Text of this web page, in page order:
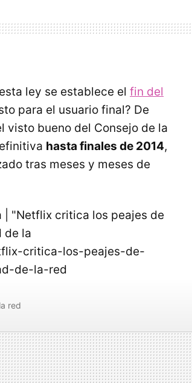
ley se establece el fin del
para el usuario final? De
visto bueno del Consejo de la
hasta finales de 2014,
tras meses y meses de
| "Netflix critica los peajes de
de la
critica-los-peajes-de-
de-la-red
red